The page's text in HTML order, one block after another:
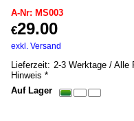
A-Nr: MS003
€29.00
exkl. Versand
Lieferzeit: 2-3 Werktage / Alle
Hinweis *
Auf Lager